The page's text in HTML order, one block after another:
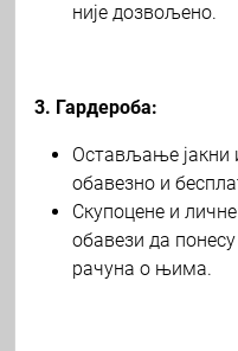
није дозвољено.
3. Гардероба:
Остављање јакни
обавезно и
Скупоцене и
обавези да
рачуна о њима.